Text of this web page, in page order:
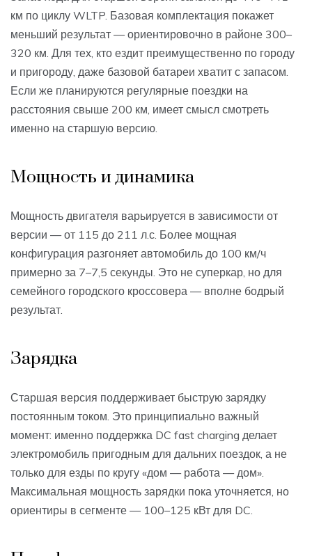
км по циклу WLTP. Базовая комплектация покажет
меньший результат — ориентировочно в районе 300–
320 км. Для тех, кто ездит преимущественно по городу
и пригороду, даже базовой батареи хватит с запасом.
Если же планируются регулярные поездки на
расстояния свыше 200 км, имеет смысл смотреть
именно на старшую версию.
Мощность и динамика
Мощность двигателя варьируется в зависимости от
версии — от 115 до 211 л.с. Более мощная
конфигурация разгоняет автомобиль до 100 км/ч
примерно за 7–7,5 секунды. Это не суперкар, но для
семейного городского кроссовера — вполне бодрый
результат.
Зарядка
Старшая версия поддерживает быструю зарядку
постоянным током. Это принципиально важный
момент: именно поддержка DC fast charging делает
электромобиль пригодным для дальних поездок, а не
только для езды по кругу «дом — работа — дом».
Максимальная мощность зарядки пока уточняется, но
ориентиры в сегменте — 100–125 кВт для DC.